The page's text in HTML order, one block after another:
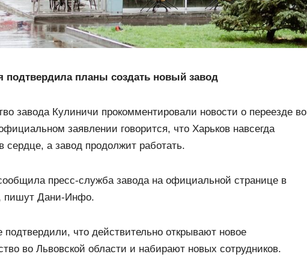
подтвердила планы создать новый завод
завода Кулиничи прокомментировали новости о переезде во
заявлении говорится, что Харьков навсегда
сердце, а завод продолжит работать.
пресс-служба завода на официальной странице в
пишут Дани-Инфо.
подтвердили, что действительно открывают новое
во Львовской области и набирают новых сотрудников.